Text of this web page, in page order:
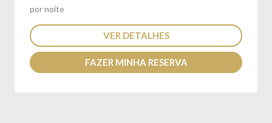
por noite
VER DETALHES
FAZER MINHA RESERVA